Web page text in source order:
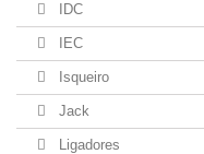
IDC
IEC
Isqueiro
Jack
Ligadores